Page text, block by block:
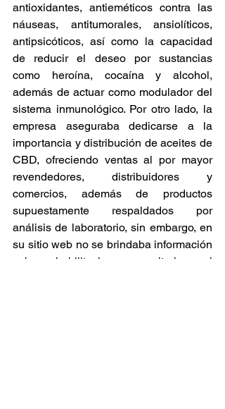
antioxidantes, antieméticos contra las
náuseas, antitumorales, ansiolíticos,
antipsicóticos, así como la capacidad
de reducir el deseo por sustancias
como heroína, cocaína y alcohol,
además de actuar como modulador del
sistema inmunológico. Por otro lado, la
empresa aseguraba dedicarse a la
importancia y distribución de aceites de
CBD, ofreciendo ventas al por mayor
revendedores, distribuidores y
comercios, además de productos
supuestamente respaldados por
análisis de laboratorio, sin embargo, en
su sitio web no se brindaba información
sobre habilitaciones sanitarias ni